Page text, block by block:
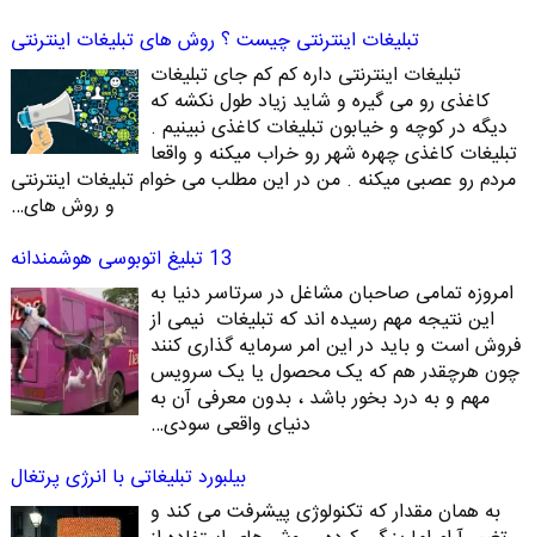
تبلیغات اینترنتی چیست ؟ روش های تبلیغات اینترنتی
تبلیغات اینترنتی داره کم کم جای تبلیغات
کاغذی رو می گیره و شاید زیاد طول نکشه که
دیگه در کوچه و خیابون تبلیغات کاغذی نبینیم .
تبلیغات کاغذی چهره شهر رو خراب میکنه و واقعا
مردم رو عصبی میکنه . من در این مطلب می خوام تبلیغات اینترنتی
و روش های…
13 تبلیغ اتوبوسی هوشمندانه
امروزه تمامی صاحبان مشاغل در سرتاسر دنیا به
این نتیجه مهم رسیده اند که تبلیغات نیمی از
فروش است و باید در این امر سرمایه گذاری کنند
چون هرچقدر هم که یک محصول یا یک سرویس
مهم و به درد بخور باشد ، بدون معرفی آن به
دنیای واقعی سودی…
بیلبورد تبلیغاتی با انرژی پرتغال
به همان مقدار که تکنولوژی پیشرفت می کند و